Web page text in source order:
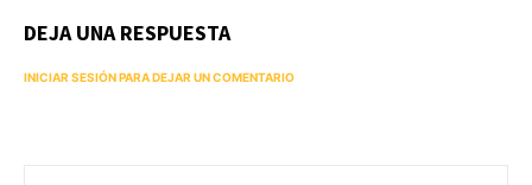
DEJA UNA RESPUESTA
INICIAR SESIÓN PARA DEJAR UN COMENTARIO